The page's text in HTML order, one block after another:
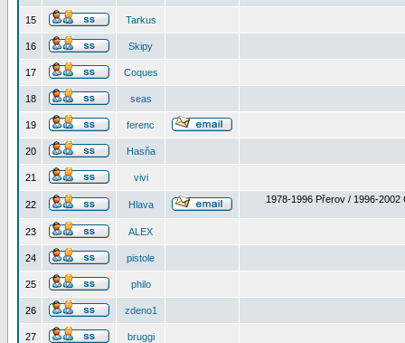
15 Tarkus
16 Skipy
17 Coques
18 seas
19 ferenc
20 Hasňa
21 vivi
22 Hlava 1978-1996 Přerov / 1996-2002
23 ALEX
24 pistole
25 philo
26 zdeno1
27 bruggi